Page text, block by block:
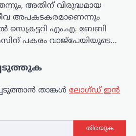
അതിന് വിരുദ്ധമായ
അപകടകരമാണെന്നും
എം.എ. ബേബി
പകരം വാജ്പേയിയുടെ…
താങ്കൾ ലോഗ്ഡ് ഇൻ
തിരയുക